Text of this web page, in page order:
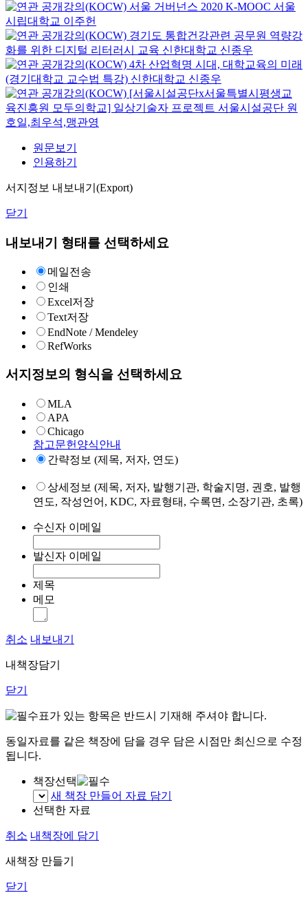
서울 거버넌스 2020 K-MOOC 서울
시립대학교 이주헌
경기도 통합건강관련 공무원 역량강
화를 위한 디지털 리터러시 교육 신한대학교 신종우
4차 산업혁명 시대, 대학교육의 미래
(경기대학교 교수법 특강) 신한대학교 신종우
[서울시설공단x서울특별시평생교
육진흥원 모두의학교] 일상기술자 프로젝트 서울시설공단 원
호일,최우석,맹관영
원문보기
인용하기
서지정보 내보내기(Export)
닫기
내보내기 형태를 선택하세요
메일전송
인쇄
Excel저장
Text저장
EndNote / Mendeley
RefWorks
서지정보의 형식을 선택하세요
MLA
APA
Chicago
참고문헌양식안내
간략정보 (제목, 저자, 연도)
상세정보 (제목, 저자, 발행기관, 학술지명, 권호, 발행
연도, 작성언어, KDC, 자료형태, 수록면, 소장기관, 초록)
수신자 이메일
발신자 이메일
제목
메모
취소 내보내기
내책장담기
닫기
표가 있는 항목은 반드시 기재해 주셔야 합니다.
동일자료를 같은 책장에 담을 경우 담은 시점만 최신으로 수정
됩니다.
책장선택
새 책장 만들어 자료 담기
선택한 자료
취소 내책장에 담기
새책장 만들기
닫기